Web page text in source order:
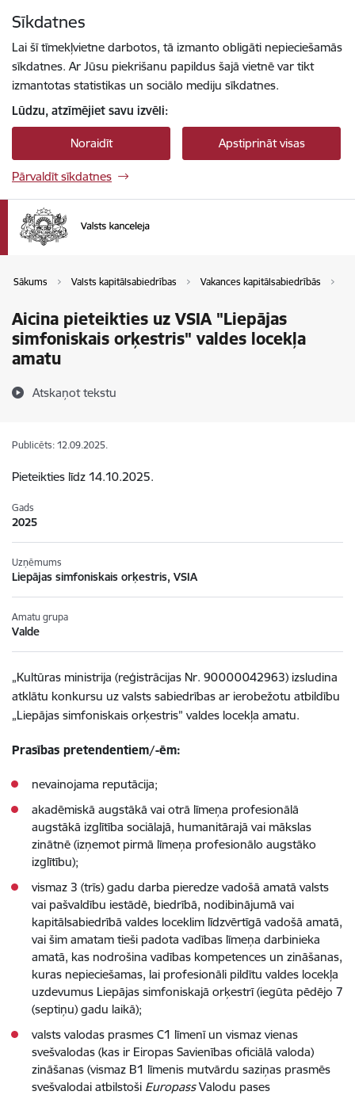
Sīkdatnes
Lai šī tīmekļvietne darbotos, tā izmanto obligāti nepieciešamās
sīkdatnes. Ar Jūsu piekrišanu papildus šajā vietnē var tikt
izmantotas statistikas un sociālo mediju sīkdatnes.
Lūdzu, atzīmējiet savu izvēli:
Noraidīt Apstiprināt visas
Pārvaldīt sīkdatnes
Sākums Valsts kapitālsabiedrības Vakances kapitālsabiedrībās
Aicina pieteikties uz VSIA "Liepājas
simfoniskais orķestris" valdes locekļa
amatu
Atskaņot tekstu
Publicēts: 12.09.2025.
Pieteikties līdz 14.10.2025.
Gads
2025
Uzņēmums
Liepājas simfoniskais orķestris, VSIA
Amatu grupa
Valde
„Kultūras ministrija (reģistrācijas Nr. 90000042963) izsludina
atklātu konkursu uz valsts sabiedrības ar ierobežotu atbildību
„Liepājas simfoniskais orķestris” valdes locekļa amatu.
Prasības pretendentiem/-ēm:
nevainojama reputācija;
akadēmiskā augstākā vai otrā līmeņa profesionālā
augstākā izglītība sociālajā, humanitārajā vai mākslas
zinātnē (izņemot pirmā līmeņa profesionālo augstāko
izglītību);
vismaz 3 (trīs) gadu darba pieredze vadošā amatā valsts
vai pašvaldību iestādē, biedrībā, nodibinājumā vai
kapitālsabiedrībā valdes loceklim līdzvērtīgā vadošā amatā,
vai šim amatam tieši padota vadības līmeņa darbinieka
amatā, kas nodrošina vadības kompetences un zināšanas,
kuras nepieciešamas, lai profesionāli pildītu valdes locekļa
uzdevumus Liepājas simfoniskajā orķestrī (iegūta pēdējo 7
(septiņu) gadu laikā);
valsts valodas prasmes C1 līmenī un vismaz vienas
svešvalodas (kas ir Eiropas Savienības oficiālā valoda)
zināšanas (vismaz B1 līmenis mutvārdu saziņas prasmēs
svešvalodai atbilstoši EuropassValodu pases